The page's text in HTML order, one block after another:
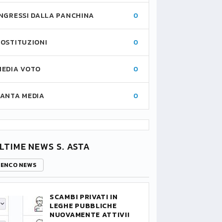
DALLA PANCHINA 0
0
VOTO 0
MEDIA 0
NEWS S. ASTA
NEWS
SCAMBI PRIVATI IN
LEGHE PUBBLICHE
NUOVAMENTE ATTIVI!